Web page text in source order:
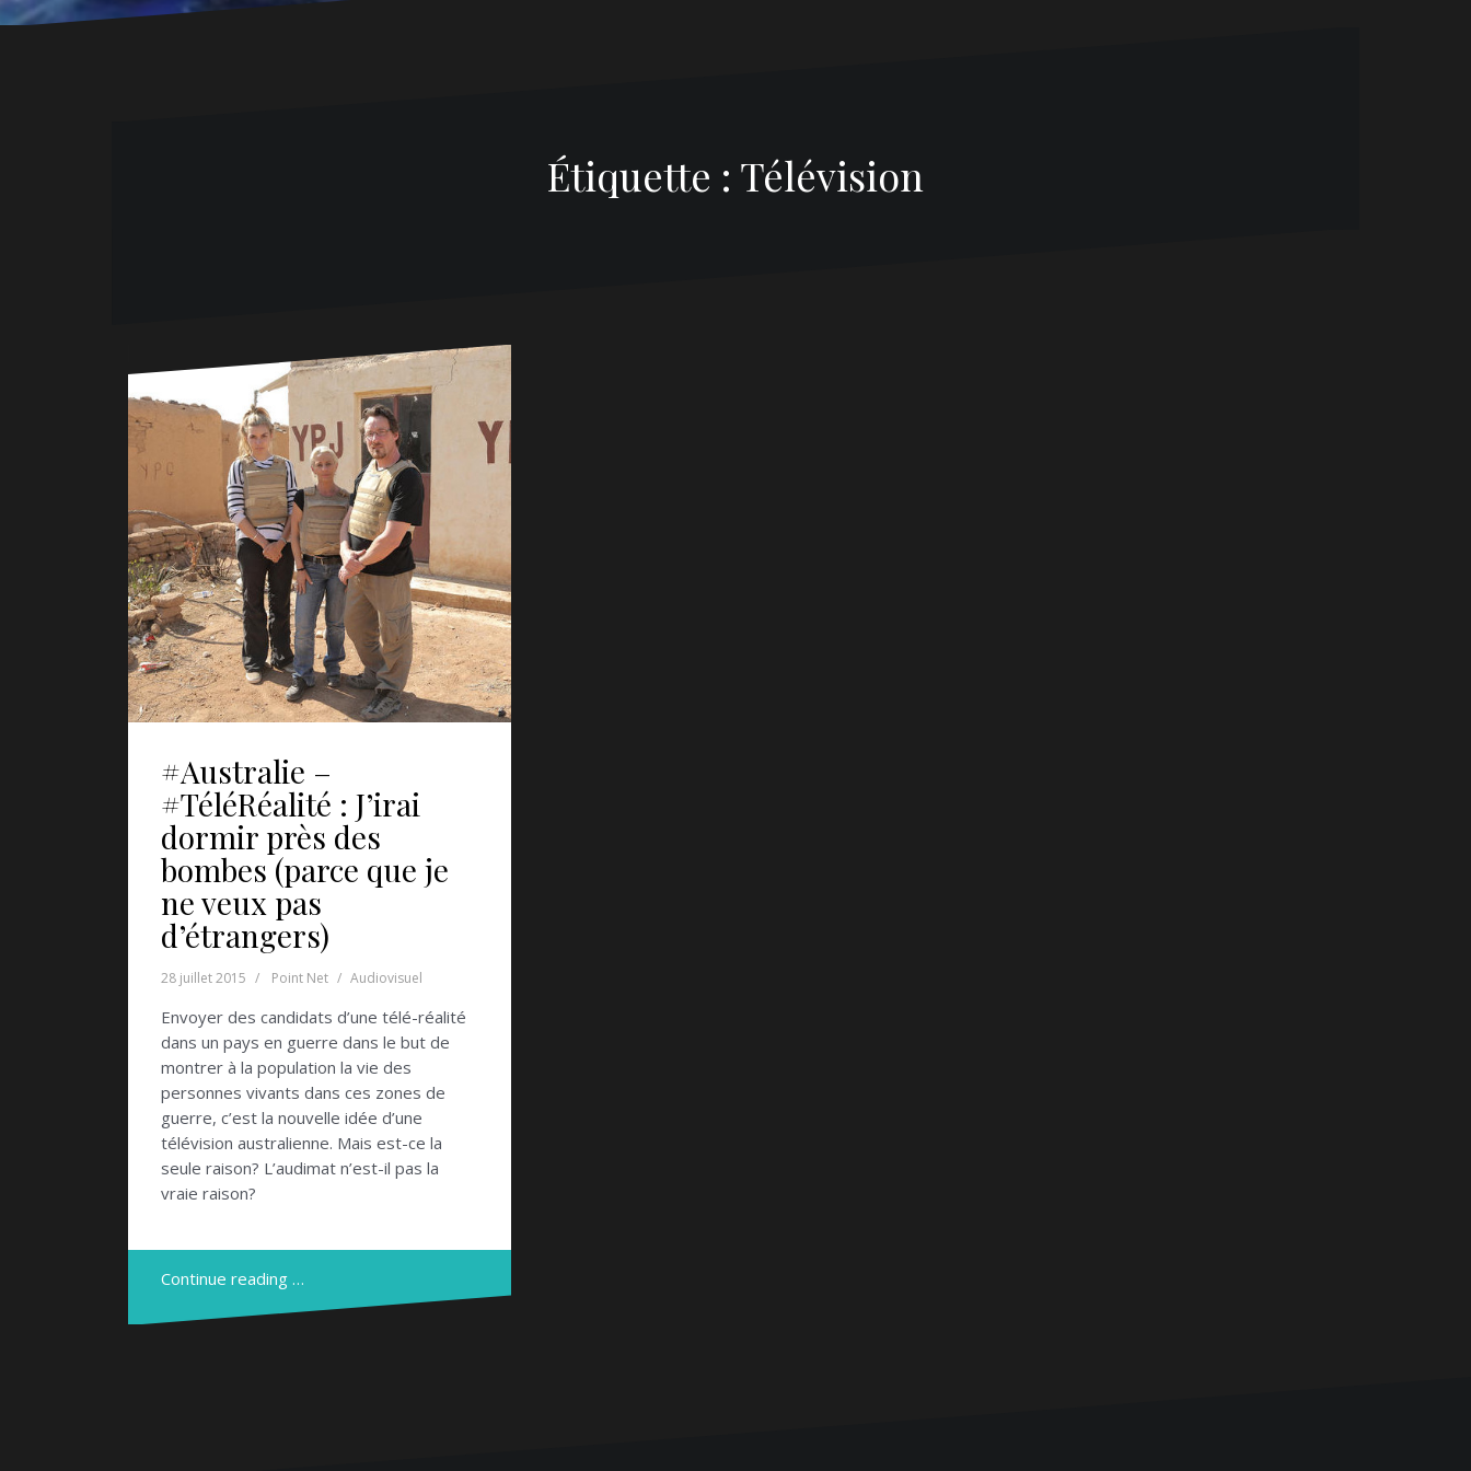
Étiquette : Télévision
#Australie –
#TéléRéalité : J’irai
dormir près des
bombes (parce que je
ne veux pas
d’étrangers)
28 juillet 2015 Point Net Audiovisuel
Envoyer des candidats d’une télé-réalité
dans un pays en guerre dans le but de
montrer à la population la vie des
personnes vivants dans ces zones de
guerre, c’est la nouvelle idée d’une
télévision australienne. Mais est-ce la
seule raison? L’audimat n’est-il pas la
vraie raison?
Continue reading …